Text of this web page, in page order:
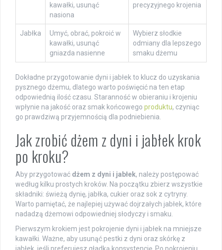
kawałki, usunąć
nasiona
precyzyjnego krojenia
Jabłka
Umyć, obrać, pokroić w
kawałki, usunąć
gniazda nasienne
Wybierz słodkie
odmiany dla lepszego
smaku dżemu
Dokładne przygotowanie dyni i jabłek to klucz do uzyskania
pysznego dżemu, dlatego warto poświęcić na ten etap
odpowiednią ilość czasu. Staranność w obieraniu i krojeniu
wpłynie na jakość oraz smak końcowego produktu, czyniąc
go prawdziwą przyjemnością dla podniebienia.
Jak zrobić dżem z dyni i jabłek krok
po kroku?
Aby przygotować dżem z dyni i jabłek, należy postępować
według kilku prostych kroków. Na początku zbierz wszystkie
składniki: świeżą dynię, jabłka, cukier oraz sok z cytryny.
Warto pamiętać, że najlepiej używać dojrzałych jabłek, które
nadadzą dżemowi odpowiedniej słodyczy i smaku.
Pierwszym krokiem jest pokrojenie dyni i jabłek na mniejsze
kawałki. Ważne, aby usunąć pestki z dyni oraz skórkę z
jabłek, jeśli preferujesz gładką konsystencję. Po pokrojeniu